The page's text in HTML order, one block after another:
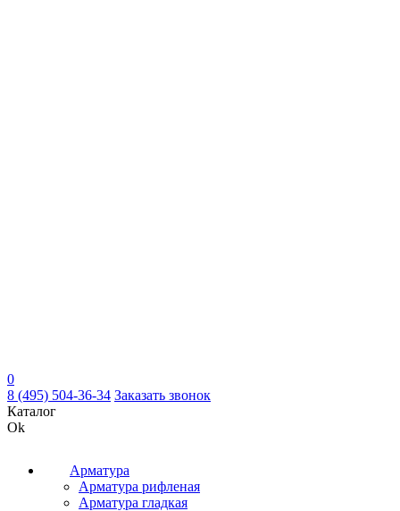
0
8 (495) 504-36-34 Заказать звонок
Каталог
Ok
Арматура
Арматура рифленая
Арматура гладкая